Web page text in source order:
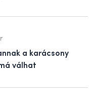
a karácsony
válhat